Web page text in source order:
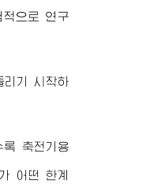
적으로 연구
리기 시작하
록 축전기용
어떤 한계